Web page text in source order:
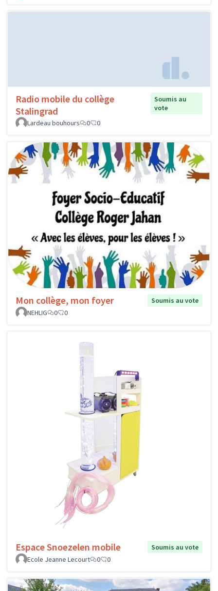
Radio mobile du collège
Stalingrad
Soumis au
vote
Lardeau bouhours
0 0
Mon collège, mon foyer
Soumis au vote
NEHLIG
0 0
Espace Snoezelen mobile
Soumis au vote
Ecole Jeanne Lecourt
0 0